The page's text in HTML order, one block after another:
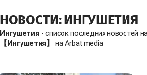
НОВОСТИ: ИНГУШЕТИЯ
Ингушетия - список последних новостей
【Ингушетия】
на Arbat media